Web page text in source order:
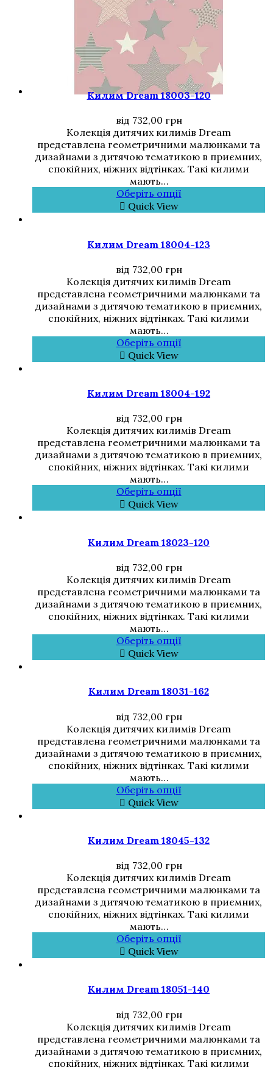
Килим Dream 18003-120
від 732,00 грн
Колекція дитячих килимів Dream
представлена геометричними малюнками та
дизайнами з дитячою тематикою в приємних,
спокійних, ніжних відтінках. Такі килими
мають…
Оберіть опції
Quick View
Килим Dream 18004-123
від 732,00 грн
Колекція дитячих килимів Dream
представлена геометричними малюнками та
дизайнами з дитячою тематикою в приємних,
спокійних, ніжних відтінках. Такі килими
мають…
Оберіть опції
Quick View
Килим Dream 18004-192
від 732,00 грн
Колекція дитячих килимів Dream
представлена геометричними малюнками та
дизайнами з дитячою тематикою в приємних,
спокійних, ніжних відтінках. Такі килими
мають…
Оберіть опції
Quick View
Килим Dream 18023-120
від 732,00 грн
Колекція дитячих килимів Dream
представлена геометричними малюнками та
дизайнами з дитячою тематикою в приємних,
спокійних, ніжних відтінках. Такі килими
мають…
Оберіть опції
Quick View
Килим Dream 18031-162
від 732,00 грн
Колекція дитячих килимів Dream
представлена геометричними малюнками та
дизайнами з дитячою тематикою в приємних,
спокійних, ніжних відтінках. Такі килими
мають…
Оберіть опції
Quick View
Килим Dream 18045-132
від 732,00 грн
Колекція дитячих килимів Dream
представлена геометричними малюнками та
дизайнами з дитячою тематикою в приємних,
спокійних, ніжних відтінках. Такі килими
мають…
Оберіть опції
Quick View
Килим Dream 18051-140
від 732,00 грн
Колекція дитячих килимів Dream
представлена геометричними малюнками та
дизайнами з дитячою тематикою в приємних,
спокійних, ніжних відтінках. Такі килими